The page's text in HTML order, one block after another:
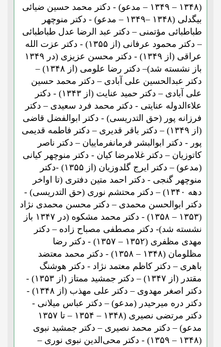
(۱۳۴۸ – ۱۳۴۹ – مدعو) - دکتر محمد حسین ضیائی
بیگدلی (۱۳۴۸ –۱۳۴۹ – مدعو) - دکتر منوچهر
طباطبائی مؤتمنی – دکتر عبد الرضا عدل طباطبائی
– دکتر محمود عرفانی (از ۱۳۵۵) - دکتر عزت الله
عراقی (از ۱۳۴۹) - دکتر محسن عزیزی (در ۱۳۴۹
باز نشسته شد)– دکتر رضا علومی (از ۱۳۴۸) –
دکتر عبدالحسین علی آبادی – دکتر محمد حسین
علی آبادی – دکتر حمید عنایت (از ۱۳۴۳) - دکتر
علاءالدوله عنایتی - دکتر محمد فرد سعیدی – دکتر
فرزانه پور (حق التدریسی) - دکتر ابوالفضل قاضی
(از ۱۳۴۹) – دکتر باقر قدیری – دکتر فاطمه قدیمی
پور - دکتر ابوالبشر فرمانفرماییان – دکتر ناصر
کاتوزیان – دکتر غلامرضا کیان - دکتر منوچهر کیانی
(مدعو) – دکتر ایرج گلدوزیان (از ۱۳۵۵) -دکتر
منوچهر گنجی - دکتر احمد متین دفتری (تا اواخر
دهه ۱۳۴۰) – دکتر محتشم نوری (حق التدریسی) -
دکتر ابوالحسن محمدی – دکتر محسن محمدی نژاد
(۱۳۵۳ – ۱۳۵۸) - دکتر محمد مشکوه (در ۱۳۴۷ باز
نشسته شد)- دکتر مصطفی مصباح زاده – دکتر
مهدی مظفری (۱۳۵۲ – ۱۳۵۷) - دکتر رضا
مظلومان (۱۳۴۸ – ۱۳۵۸) - دکتر محمد معتضد
باهری – دکتر کاظم معتمد نژاد - دکتر هوشنگ
مقتدر (از ۱۳۴۷) – دکتر جمشید ممتاز (از ۱۳۵۳) -
دکتر اصغر مهدوی – دکتر علی مهذب (از ۱۳۴۸) -
دکتر دره میرحیدر (مدعو) – دکتر عباس میلانی -
دکتر مرتضی نصیری (۱۳۴۸ – ۱۳۵۴ – تا ۱۳۵۷
مدعو) – دکتر محمد نصیری – دکتر جمشید نبوی
(۱۳۴۸ – ۱۳۵۹) - دکتر محی‌الدین نبوی نوری –